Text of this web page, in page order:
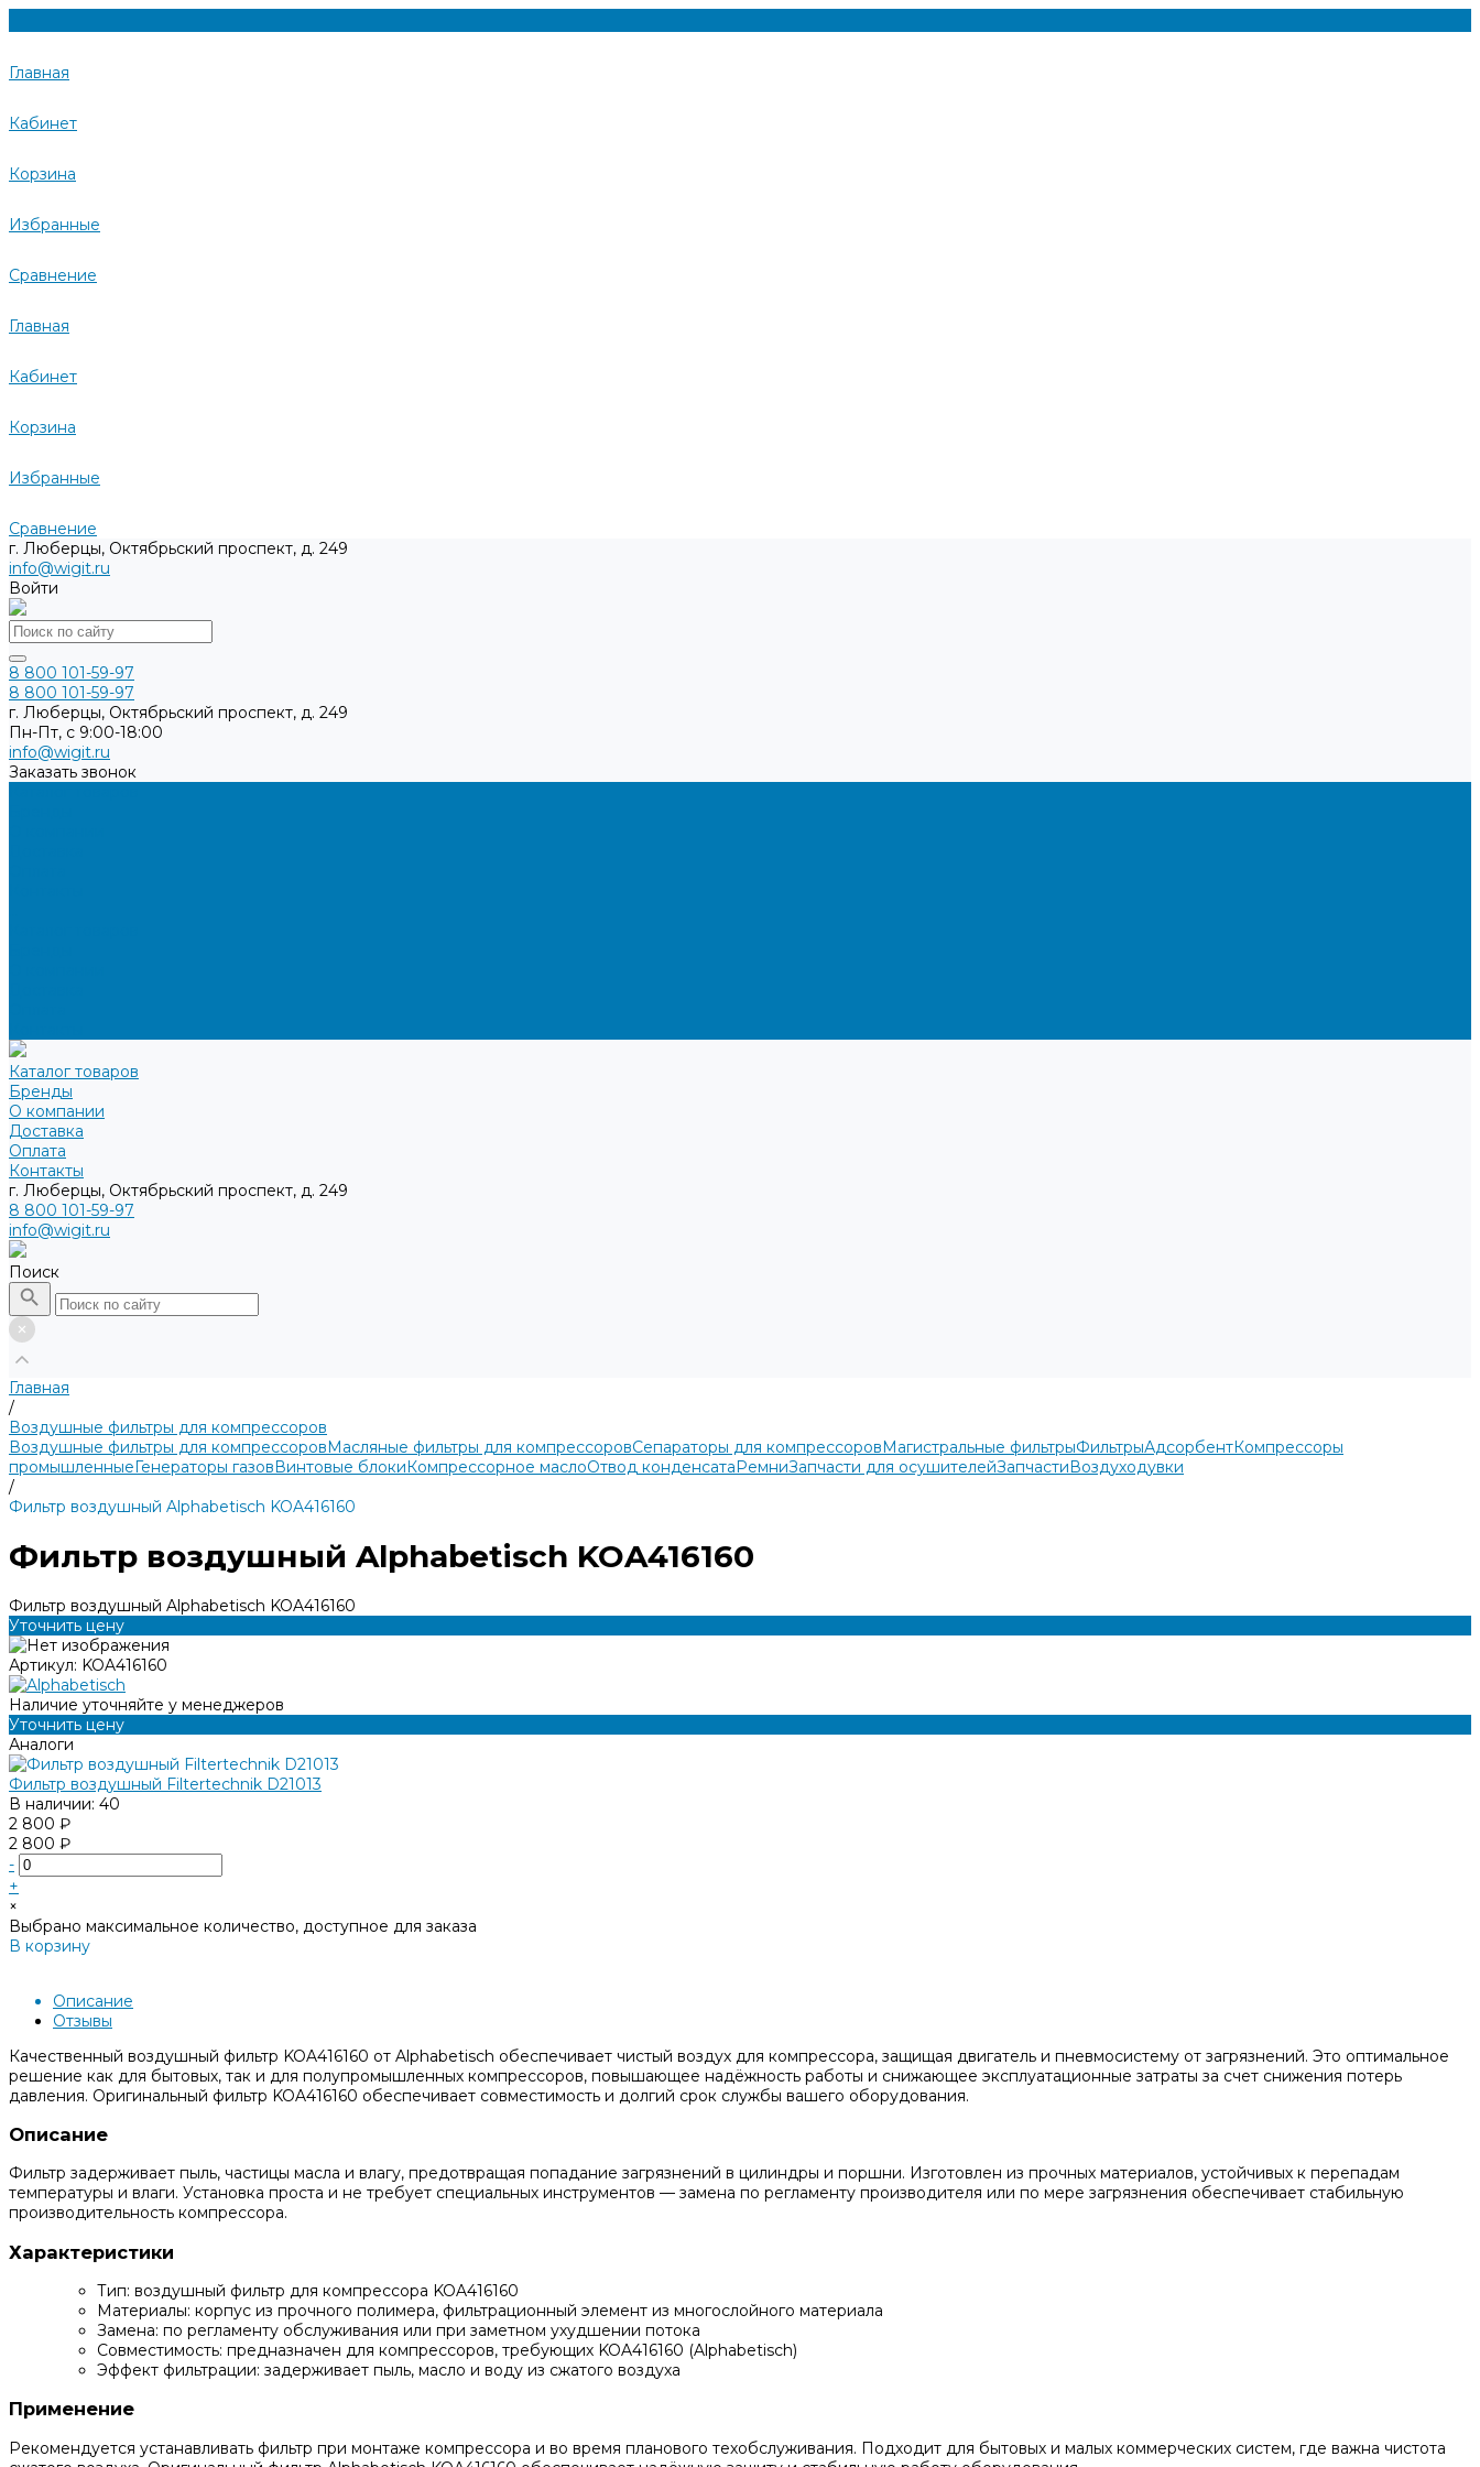
Главная
Кабинет
Корзина
Избранные
Сравнение
Главная
Кабинет
Корзина
Избранные
Сравнение
г. Люберцы, Октябрьский проспект, д. 249
info@wigit.ru
Войти
8 800 101-59-97
8 800 101-59-97
г. Люберцы, Октябрьский проспект, д. 249
Пн-Пт, с 9:00-18:00
info@wigit.ru
Заказать звонок
Каталог товаров
Бренды
О компании
Доставка
Оплата
Контакты
г. Люберцы, Октябрьский проспект, д. 249
8 800 101-59-97
info@wigit.ru
Поиск
Главная
/
Воздушные фильтры для компрессоров
Воздушные фильтры для компрессоровМасляные фильтры для компрессоровСепараторы для компрессоровМагистральные фильтрыФильтрыАдсорбентКомпрессоры
промышленныеГенераторы газовВинтовые блокиКомпрессорное маслоОтвод конденсатаРемниЗапчасти для осушителейЗапчастиВоздуходувки
/
Фильтр воздушный Alphabetisch KOA416160
Фильтр воздушный Alphabetisch KOA416160
Фильтр воздушный Alphabetisch KOA416160
Уточнить цену
Артикул: KOA416160
Наличие уточняйте у менеджеров
Уточнить цену
Аналоги
Фильтр воздушный Filtertechnik D21013
В наличии: 40
2 800 ₽
2 800 ₽
-
+
×
Выбрано максимальное количество, доступное для заказа
В корзину
Описание
Отзывы
Качественный воздушный фильтр KOA416160 от Alphabetisch обеспечивает чистый воздух для компрессора, защищая двигатель и пневмосистему от загрязнений. Это оптимальное
решение как для бытовых, так и для полупромышленных компрессоров, повышающее надёжность работы и снижающее эксплуатационные затраты за счет снижения потерь
давления. Оригинальный фильтр KOA416160 обеспечивает совместимость и долгий срок службы вашего оборудования.
Описание
Фильтр задерживает пыль, частицы масла и влагу, предотвращая попадание загрязнений в цилиндры и поршни. Изготовлен из прочных материалов, устойчивых к перепадам
температуры и влаги. Установка проста и не требует специальных инструментов — замена по регламенту производителя или по мере загрязнения обеспечивает стабильную
производительность компрессора.
Характеристики
Тип: воздушный фильтр для компрессора KOA416160
Материалы: корпус из прочного полимера, фильтрационный элемент из многослойного материала
Замена: по регламенту обслуживания или при заметном ухудшении потока
Совместимость: предназначен для компрессоров, требующих KOA416160 (Alphabetisch)
Эффект фильтрации: задерживает пыль, масло и воду из сжатого воздуха
Применение
Рекомендуется устанавливать фильтр при монтаже компрессора и во время планового техобслуживания. Подходит для бытовых и малых коммерческих систем, где важна чистота